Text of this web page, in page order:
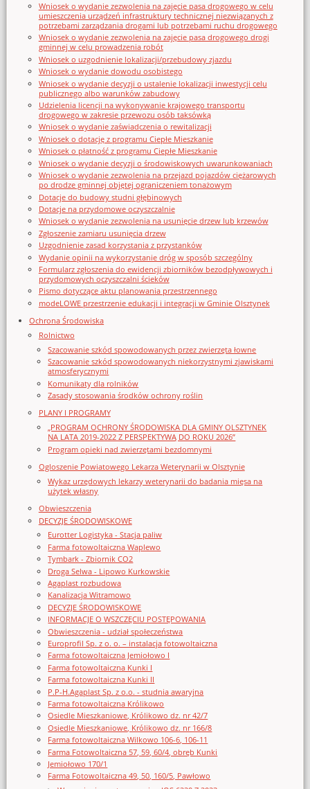
Wniosek o wydanie zezwolenia na zajęcie pasa drogowego w celu
umieszczenia urządzeń infrastruktury technicznej niezwiązanych z
potrzebami zarządzania drogami lub potrzebami ruchu drogowego
Wniosek o wydanie zezwolenia na zajęcie pasa drogowego drogi
gminnej w celu prowadzenia robót
Wniosek o uzgodnienie lokalizacji/przebudowy zjazdu
Wniosek o wydanie dowodu osobistego
Wniosek o wydanie decyzji o ustalenie lokalizacji inwestycji celu
publicznego albo warunków zabudowy
Udzielenia licencji na wykonywanie krajowego transportu
drogowego w zakresie przewozu osób taksówką
Wniosek o wydanie zaświadczenia o rewitalizacji
Wniosek o dotację z programu Ciepłe Mieszkanie
Wniosek o płatność z programu Ciepłe Mieszkanie
Wniosek o wydanie decyzji o środowiskowych uwarunkowaniach
Wniosek o wydanie zezwolenia na przejazd pojazdów ciężarowych
po drodze gminnej objętej ograniczeniem tonażowym
Dotacje do budowy studni głębinowych
Dotacje na przydomowe oczyszczalnie
Wniosek o wydanie zezwolenia na usunięcie drzew lub krzewów
Zgłoszenie zamiaru usunięcia drzew
Uzgodnienie zasad korzystania z przystanków
Wydanie opinii na wykorzystanie dróg w sposób szczególny
Formularz zgłoszenia do ewidencji zbiorników bezodpływowych i
przydomowych oczyszczalni ścieków
Pismo dotyczące aktu planowania przestrzennego
modeLOWE przestrzenie edukacji i integracji w Gminie Olsztynek
Ochrona Środowiska
Rolnictwo
Szacowanie szkód spowodowanych przez zwierzęta łowne
Szacowanie szkód spowodowanych niekorzystnymi zjawiskami
atmosferycznymi
Komunikaty dla rolników
Zasady stosowania środków ochrony roślin
PLANY I PROGRAMY
„PROGRAM OCHRONY ŚRODOWISKA DLA GMINY OLSZTYNEK
NA LATA 2019-2022 Z PERSPEKTYWĄ DO ROKU 2026”
Program opieki nad zwierzętami bezdomnymi
Ogloszenie Powiatowego Lekarza Weterynarii w Olsztynie
Wykaz urzędowych lekarzy weterynarii do badania mięsa na
użytek własny
Obwieszczenia
DECYZJE ŚRODOWISKOWE
Eurotter Logistyka - Stacja paliw
Farma fotowoltaiczna Waplewo
Tymbark - Zbiornik CO2
Droga Selwa - Lipowo Kurkowskie
Agaplast rozbudowa
Kanalizacja Witramowo
DECYZJE ŚRODOWISKOWE
INFORMACJE O WSZCZĘCIU POSTĘPOWANIA
Obwieszczenia - udział społeczeństwa
Europrofil Sp. z o. o. – instalacja fotowoltaiczna
Farma fotowoltaiczna Jemiołowo I
Farma fotowoltaiczna Kunki I
Farma fotowoltaiczna Kunki II
P.P-H.Agaplast Sp. z o.o. - studnia awaryjna
Farma fotowoltaiczna Królikowo
Osiedle Mieszkaniowe, Królikowo dz. nr 42/7
Osiedle Mieszkaniowe, Królikowo dz. nr 166/8
Farma fotowoltaiczna Wilkowo 106-6, 106-11
Farma Fotowoltaiczna 57, 59, 60/4, obręb Kunki
Jemiołowo 170/1
Farma Fotowoltaiczna 49, 50, 160/5, Pawłowo